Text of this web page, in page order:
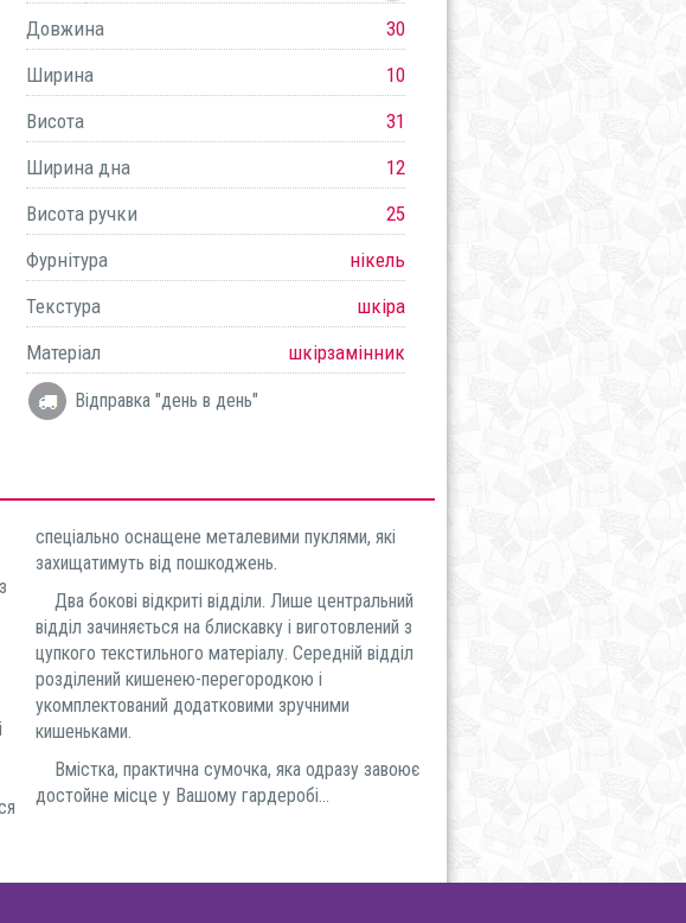
Довжина
30
Ширина
10
Висота
31
Ширина дна
12
Висота ручки
25
Фурнітура
нікель
Текстура
шкіра
Матеріал
шкірзамінник
Відправка "день в день"
спеціально оснащене металевими пуклями, які
захищатимуть від пошкоджень.
Два бокові відкриті відділи. Лише центральний
відділ зачиняється на блискавку і виготовлений з
цупкого текстильного матеріалу. Середній відділ
розділений кишенею-перегородкою і
укомплектований додатковими зручними
кишеньками.
Вмістка, практична сумочка, яка одразу завоює
достойне місце у Вашому гардеробі...